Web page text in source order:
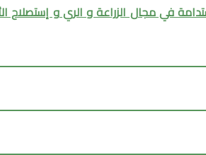
في مجال الزراعة و الري و